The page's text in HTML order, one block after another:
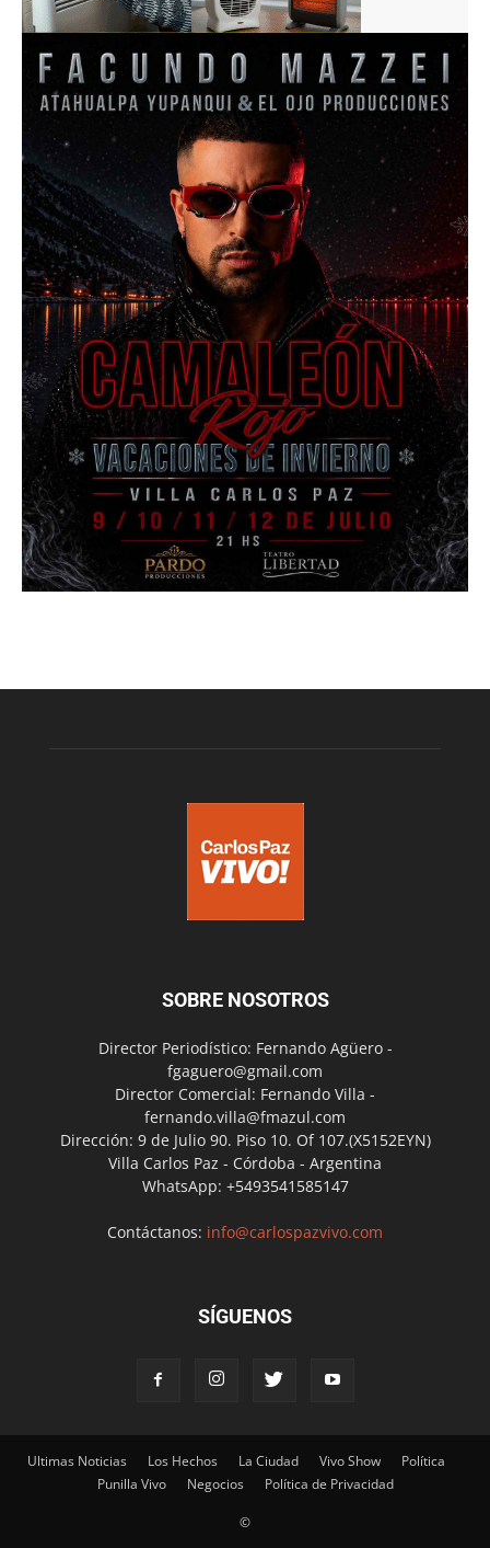
SOBRE NOSOTROS
Director Periodístico: Fernando Agüero -
fgaguero@gmail.com
Director Comercial: Fernando Villa -
fernando.villa@fmazul.com
Dirección: 9 de Julio 90. Piso 10. Of 107.(X5152EYN)
Villa Carlos Paz - Córdoba - Argentina
WhatsApp: +5493541585147
Contáctanos: info@carlospazvivo.com
SÍGUENOS
Ultimas Noticias Los Hechos La Ciudad Vivo Show
Política
Punilla Vivo
Negocios Política de Privacidad
©